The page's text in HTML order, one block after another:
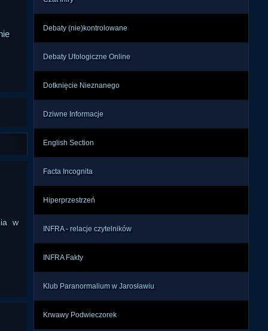
w
Debaty (nie)kontrolowane
Debaty Ufologiczne Online
Dotknięcie Nieznanego
Dziwne Informacje
English Section
Facta Incognita
Hiperprzestrzeń
INFRA - relacje czytelników
INFRA Fakty
Klub Paranormalium w Jarosławiu
Krwawy Podwieczorek